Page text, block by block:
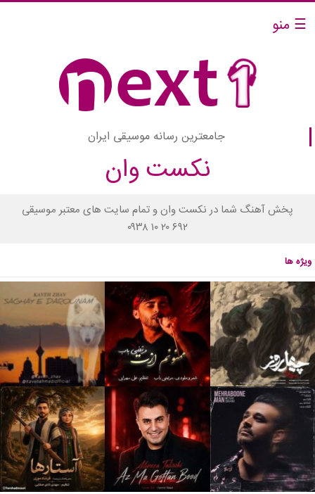
☰ منو
جامعترین رسانه موسیقی ایران
نکست وان
پخش آهنگ شما در نکست وان و تمام سایت های معتبر موسیقی
۰۹۳۸ ۱۰ ۲۰ ۶۹۲
ویژه ها